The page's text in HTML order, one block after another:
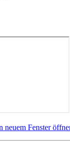
neuem Fenster